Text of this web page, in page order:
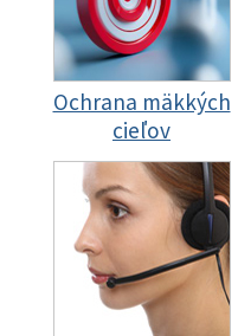
Ochrana mäkkých
cieľov